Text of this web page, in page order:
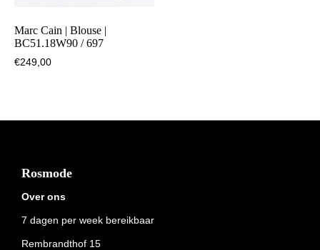
Marc Cain | Blouse |
BC51.18W90 / 697
€249,00
Footer
Rosmode
Over ons
7 dagen per week bereikbaar
Rembrandthof 15